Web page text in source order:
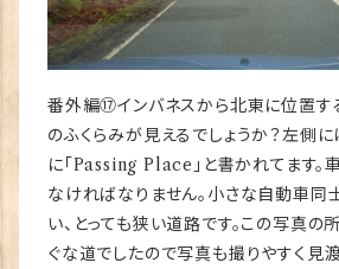
番外編⑰インバネスから北東に位置す
のふくらみが見えるでしょうか？左側
に「Passing Place」と書かれてます。
なければなりません。小さな自動車同
い、とっても狭い道路です。この写真の
ぐな道でしたので写真も撮りやすく見